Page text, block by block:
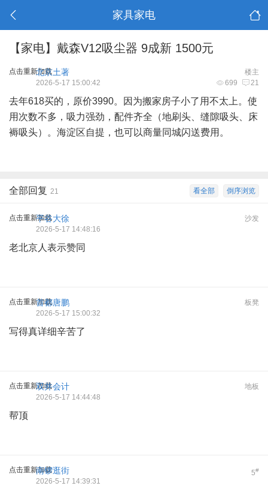
家具家电
【家电】戴森V12吸尘器 9成新 1500元
点击重新加载 楼主
北京土著
699 21
2026-5-17 15:00:42
去年618买的，原价3990。因为搬家房子小了用不太上。使
用次数不多，吸力强劲，配件齐全（地刷头、缝隙吸头、床
褥吸头）。海淀区自提，也可以商量同城闪送费用。
倒序浏览
看全部
全部回复 21
点击重新加载 沙发
平谷大徐
2026-5-17 14:48:16
老北京人表示赞同
点击重新加载 板凳
首都唐鹏
2026-5-17 15:00:32
写得真详细辛苦了
点击重新加载 地板
双井会计
2026-5-17 14:44:48
帮顶
点击重新加载 5#
南锣逛街
2026-5-17 14:39:31